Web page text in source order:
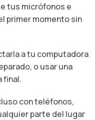
tus micrófonos e
primer momento sin
a tu computadora
o usar una
final.
con teléfonos,
parte del lugar